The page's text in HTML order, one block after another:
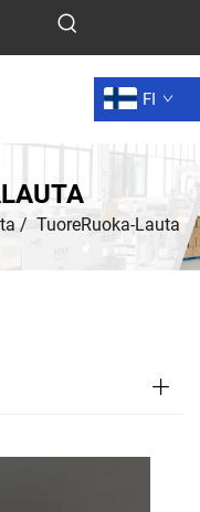
FI
/TuoreRuoka-Lauta